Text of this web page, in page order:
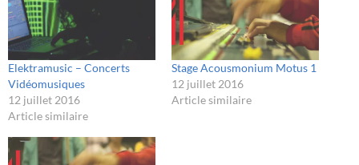
Elektramusic – Concerts
Vidéomusiques
12 juillet 2016
Article similaire
Stage Acousmonium Motus 1
12 juillet 2016
Article similaire